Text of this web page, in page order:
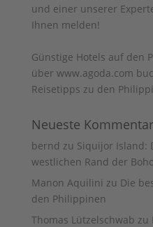
und einer unserer
Ihnen melden!
Günstige Hotels auf den
über www.agoda.com
Reisetipps zu den
Neueste
bernd zu Siquijor Island:
westlichen Rand der
Manon Aquilini zu Die
den Philippinen
Thomas Lützelschwab zu